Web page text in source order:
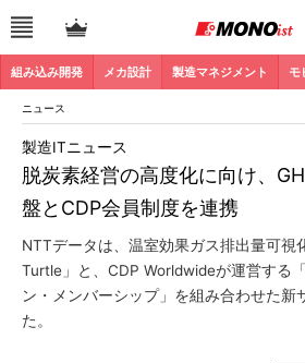
組み込み開発 メカ設計 製造マネジメント モ
ニュース
脱炭素経営の高度化に向け、
盤とCDP会員制度を連携
製造ITニュース
NTTデータは、温室効果ガス排出量可視
Turtle」と、CDP Worldwideが運営する
ン・メンバーシップ」を組み合わせた新
た。